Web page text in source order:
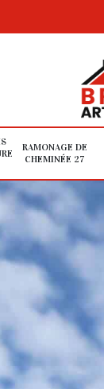
RAMONAGE DE
CHEMINÉE 27